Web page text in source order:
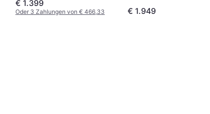
€ 1.399
Oder 3 Zahlungen von € 466,33
€ 1.949